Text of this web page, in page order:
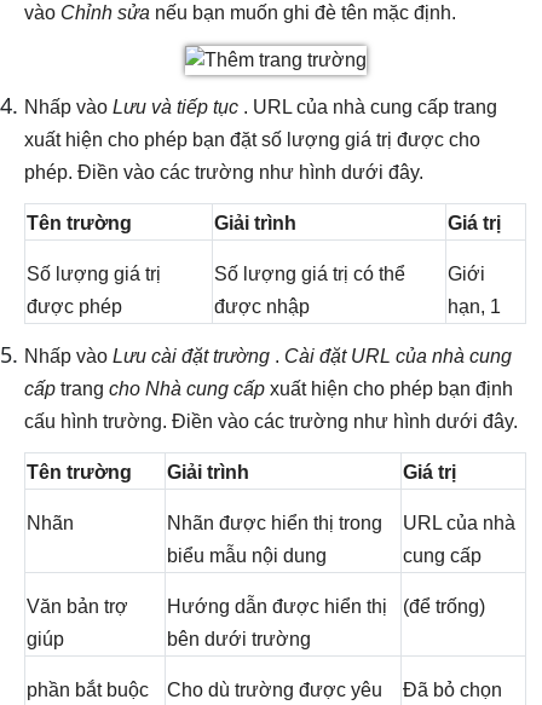
vào Chỉnh sửa nếu bạn muốn ghi đè tên mặc định.
Nhấp vàoLưu và tiếp tục . URL của nhà cung cấp trang
xuất hiện cho phép bạn đặt số lượng giá trị được cho
phép. Điền vào các trường như hình dưới đây.
Tên trường Giải trình Giá trị
Số lượng giá trị
được phép
Số lượng giá trị có thể
được nhập
Giới
hạn, 1
Nhấp vàoLưu cài đặt trường . Cài đặt URL của nhà cung
cấp trangcho Nhà cung cấp xuất hiện cho phép bạn định
cấu hình trường. Điền vào các trường như hình dưới đây.
Tên trường Giải trình Giá trị
Nhãn
Nhãn được hiển thị trong
biểu mẫu nội dung
URL của nhà
cung cấp
Văn bản trợ
giúp
Hướng dẫn được hiển thị
bên dưới trường
(để trống)
phần bắt buộc
Cho dù trường được yêu
Đã bỏ chọn